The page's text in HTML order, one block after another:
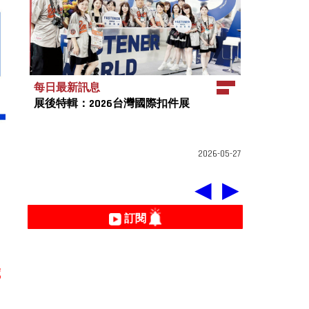
每日最新訊息
展後特輯：2026台灣國際扣件展
2026-05-27
◀ ▶
訂閱